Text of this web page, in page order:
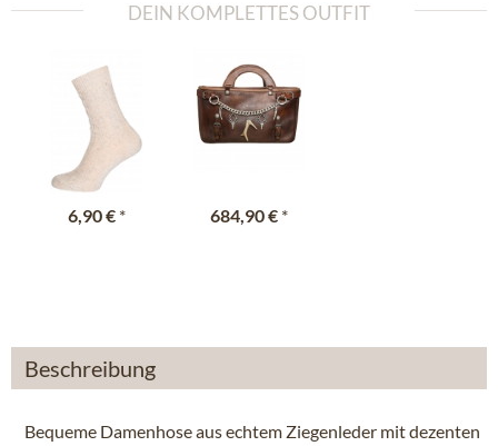
DEIN KOMPLETTES OUTFIT
6,90 € * 684,90 € *
Beschreibung
Bequeme Damenhose aus echtem Ziegenleder mit dezenten